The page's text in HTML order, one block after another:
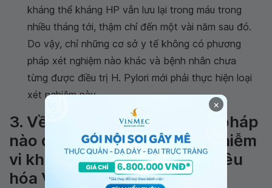
kháng thể kháng HP vẫn lưu lại trong máu trong
nhiều tháng tới, thậm chí đến một vài năm sau đó.
Do vậy, chỉ những cơ sở y tế không có phương
pháp xét nghiệm nào khác và bệnh nhân chưa
từng được điều trị H. Pylori mới phải thực hiện loại
xét nghiệm này.
3. Về việc lựa chọn phương pháp
nào để xác định tình trạng nhiễm
vi khuẩn HP, Hội Khoa học Tiêu
hóa Việt Nam khuyến cáo
×